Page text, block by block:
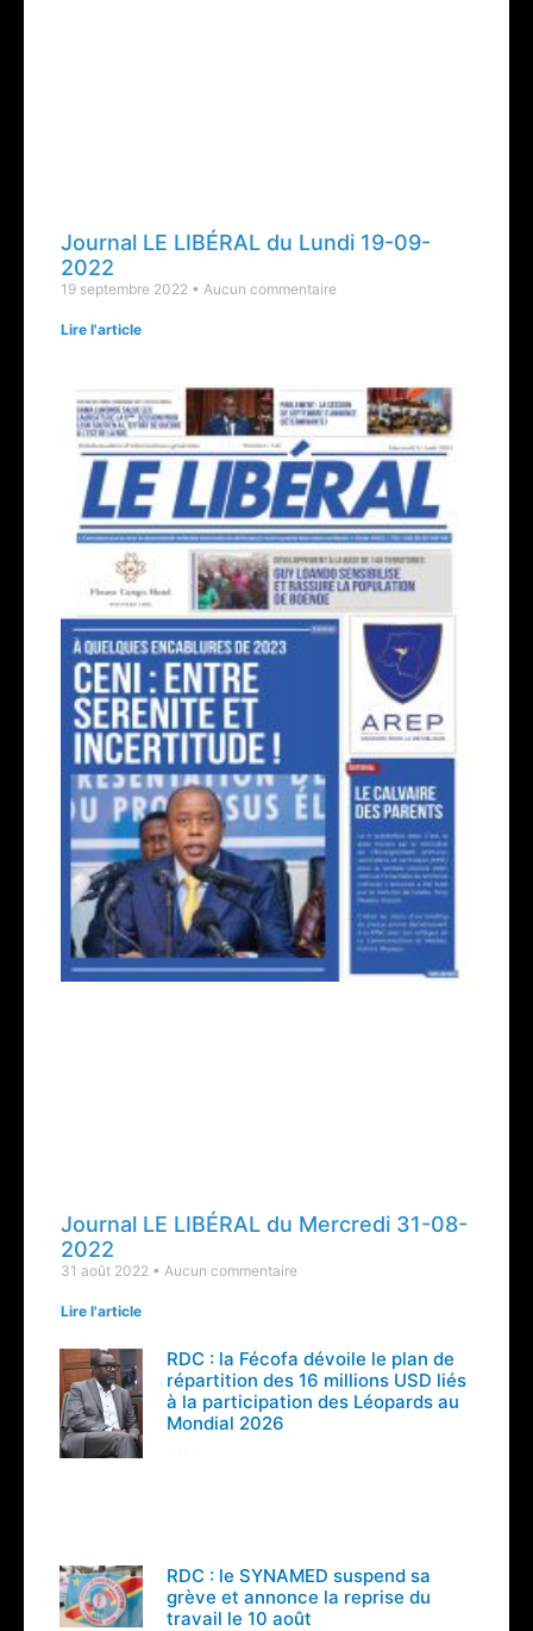
Journal LE LIBÉRAL du Lundi 19-09-
2022
19 septembre 2022 Aucun commentaire
Lire l'article
Journal LE LIBÉRAL du Mercredi 31-08-
2022
31 août 2022 Aucun commentaire
Lire l'article
RDC : la Fécofa dévoile le plan de
répartition des 16 millions USD liés
à la participation des Léopards au
Mondial 2026
RDC : le SYNAMED suspend sa
grève et annonce la reprise du
travail le 10 août